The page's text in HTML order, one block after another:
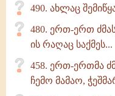
490. ახლაც
480. ერთ-ერთ
ის რაღაც საქმეს...
458. ერთ-ერთმა
ჩემო მამაო,